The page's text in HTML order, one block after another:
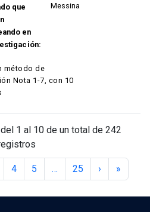
que
en
Messina
método de
Nota 1-7, con 10
1 al 10 de un total de 242
4 5 … 25 › »